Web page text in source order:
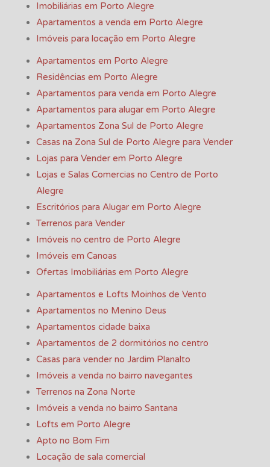
Imobiliárias em Porto Alegre
Apartamentos a venda em Porto Alegre
Imóveis para locação em Porto Alegre
Apartamentos em Porto Alegre
Residências em Porto Alegre
Apartamentos para venda em Porto Alegre
Apartamentos para alugar em Porto Alegre
Apartamentos Zona Sul de Porto Alegre
Casas na Zona Sul de Porto Alegre para Vender
Lojas para Vender em Porto Alegre
Lojas e Salas Comercias no Centro de Porto
Alegre
Escritórios para Alugar em Porto Alegre
Terrenos para Vender
Imóveis no centro de Porto Alegre
Imóveis em Canoas
Ofertas Imobiliárias em Porto Alegre
Apartamentos e Lofts Moinhos de Vento
Apartamentos no Menino Deus
Apartamentos cidade baixa
Apartamentos de 2 dormitórios no centro
Casas para vender no Jardim Planalto
Imóveis a venda no bairro navegantes
Terrenos na Zona Norte
Imóveis a venda no bairro Santana
Lofts em Porto Alegre
Apto no Bom Fim
Locação de sala comercial